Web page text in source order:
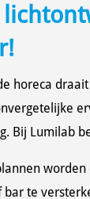
horeca
Bij Lumilab
bar te